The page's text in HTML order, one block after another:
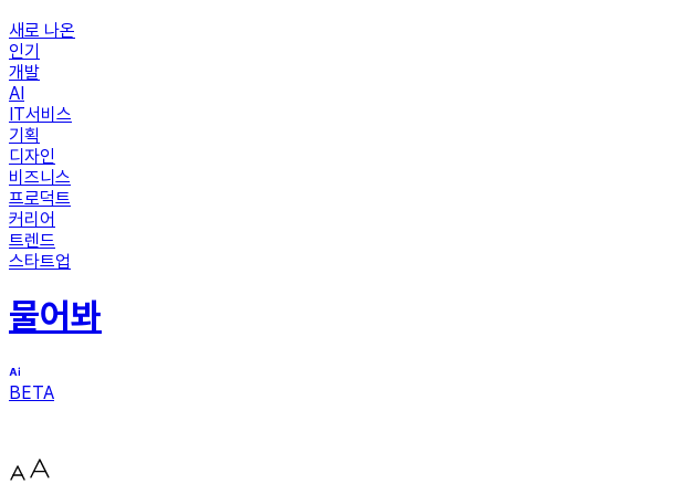
새로 나온
인기
개발
AI
IT서비스
기획
디자인
비즈니스
프로덕트
커리어
트렌드
스타트업
물어봐
BETA